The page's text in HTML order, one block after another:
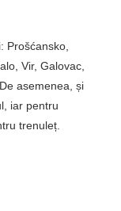
Prošćansko,
Vir, Galovac,
asemenea, și
iar pentru
trenuleț.